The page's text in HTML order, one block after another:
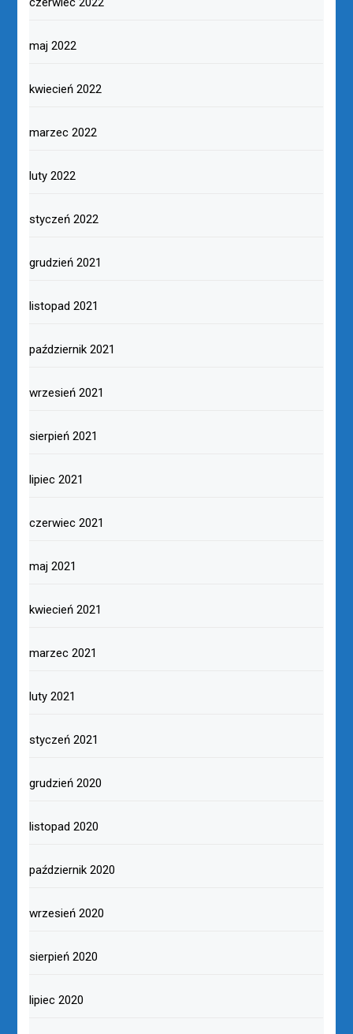
maj 2022
kwiecień 2022
marzec 2022
luty 2022
styczeń 2022
grudzień 2021
listopad 2021
październik 2021
wrzesień 2021
sierpień 2021
lipiec 2021
czerwiec 2021
maj 2021
kwiecień 2021
marzec 2021
luty 2021
styczeń 2021
grudzień 2020
listopad 2020
październik 2020
wrzesień 2020
sierpień 2020
lipiec 2020